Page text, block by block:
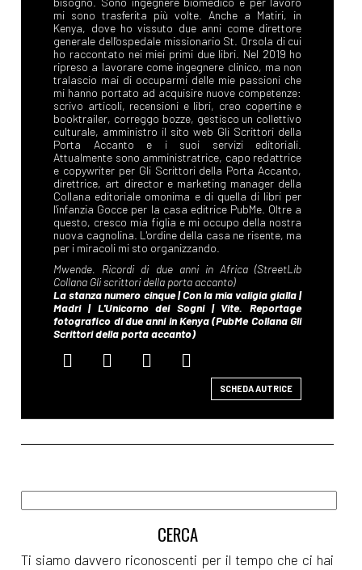
SCHEDA AUTRICE
Ti siamo davvero riconoscenti per il tempo che ci hai